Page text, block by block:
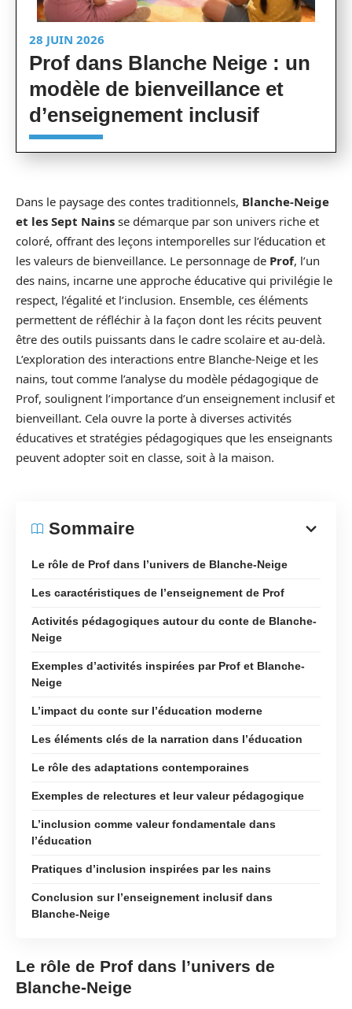
28 JUIN 2026
Prof dans Blanche Neige : un
modèle de bienveillance et
d’enseignement inclusif
Dans le paysage des contes traditionnels, Blanche-Neige
et les Sept Nains se démarque par son univers riche et
coloré, offrant des leçons intemporelles sur l’éducation et
les valeurs de bienveillance. Le personnage de Prof, l’un
des nains, incarne une approche éducative qui privilégie le
respect, l’égalité et l’inclusion. Ensemble, ces éléments
permettent de réfléchir à la façon dont les récits peuvent
être des outils puissants dans le cadre scolaire et au-delà.
L’exploration des interactions entre Blanche-Neige et les
nains, tout comme l’analyse du modèle pédagogique de
Prof, soulignent l’importance d’un enseignement inclusif et
bienveillant. Cela ouvre la porte à diverses activités
éducatives et stratégies pédagogiques que les enseignants
peuvent adopter soit en classe, soit à la maison.
Sommaire
Le rôle de Prof dans l’univers de Blanche-Neige
Les caractéristiques de l’enseignement de Prof
Activités pédagogiques autour du conte de Blanche-
Neige
Exemples d’activités inspirées par Prof et Blanche-
Neige
L’impact du conte sur l’éducation moderne
Les éléments clés de la narration dans l’éducation
Le rôle des adaptations contemporaines
Exemples de relectures et leur valeur pédagogique
L’inclusion comme valeur fondamentale dans
l’éducation
Pratiques d’inclusion inspirées par les nains
Conclusion sur l’enseignement inclusif dans
Blanche-Neige
Le rôle de Prof dans l’univers de
Blanche-Neige